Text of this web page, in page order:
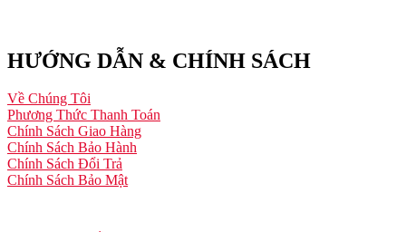
HƯỚNG DẪN & CHÍNH SÁCH
Về Chúng Tôi
Phương Thức Thanh Toán
Chính Sách Giao Hàng
Chính Sách Bảo Hành
Chính Sách Đổi Trả
Chính Sách Bảo Mật